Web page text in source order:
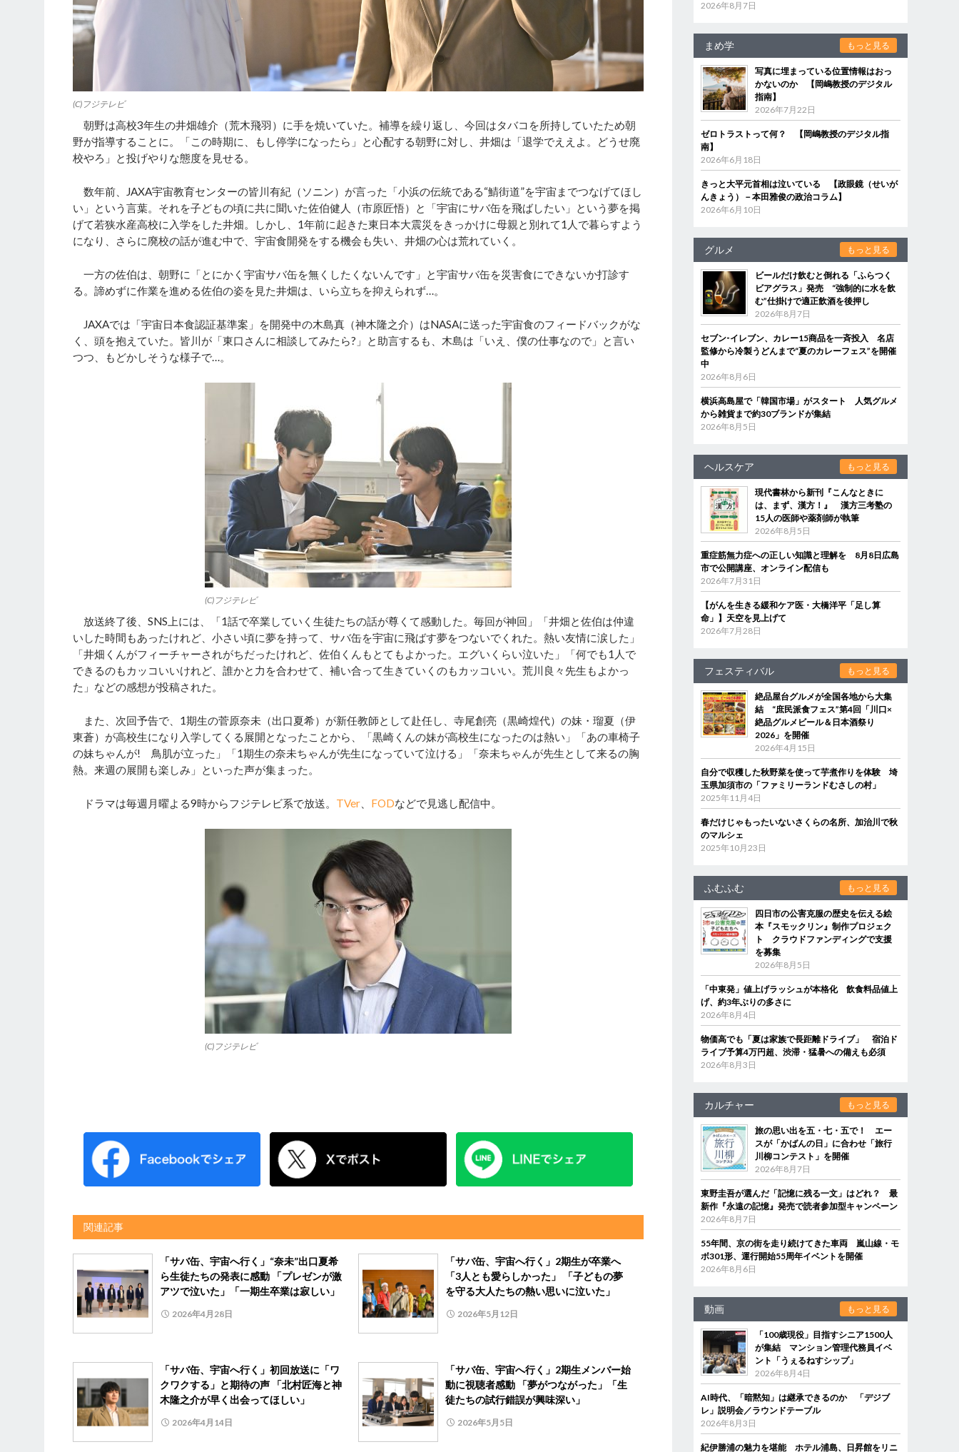
(C)フジテレビ
朝野は高校3年生の井畑雄介（荒木飛羽）に手を焼いていた。補導を繰り返し、今回はタバコを所持していたため朝
野が指導することに。「この時期に、もし停学になったら」と心配する朝野に対し、井畑は「退学でええよ。どうせ廃
校やろ」と投げやりな態度を見せる。
数年前、JAXA宇宙教育センターの皆川有紀（ソニン）が言った「小浜の伝統である“鯖街道”を宇宙までつなげてほし
い」という言葉。それを子どもの頃に共に聞いた佐伯健人（市原匠悟）と「宇宙にサバ缶を飛ばしたい」という夢を掲
げて若狭水産高校に入学をした井畑。しかし、1年前に起きた東日本大震災をきっかけに母親と別れて1人で暮らすよう
になり、さらに廃校の話が進む中で、宇宙食開発をする機会も失い、井畑の心は荒れていく。
一方の佐伯は、朝野に「とにかく宇宙サバ缶を無くしたくないんです」と宇宙サバ缶を災害食にできないか打診す
る。諦めずに作業を進める佐伯の姿を見た井畑は、いら立ちを抑えられず…。
JAXAでは「宇宙日本食認証基準案」を開発中の木島真（神木隆之介）はNASAに送った宇宙食のフィードバックがな
く、頭を抱えていた。皆川が「東口さんに相談してみたら?」と助言するも、木島は「いえ、僕の仕事なので」と言い
つつ、もどかしそうな様子で…。
(C)フジテレビ
放送終了後、SNS上には、「1話で卒業していく生徒たちの話が尊くて感動した。毎回が神回」「井畑と佐伯は仲違
いした時間もあったけれど、小さい頃に夢を持って、サバ缶を宇宙に飛ばす夢をつないでくれた。熱い友情に涙した」
「井畑くんがフィーチャーされがちだったけれど、佐伯くんもとてもよかった。エグいくらい泣いた」「何でも1人で
できるのもカッコいいけれど、誰かと力を合わせて、補い合って生きていくのもカッコいい。荒川良々先生もよかっ
た」などの感想が投稿された。
また、次回予告で、1期生の菅原奈未（出口夏希）が新任教師として赴任し、寺尾創亮（黒崎煌代）の妹・瑠夏（伊
東蒼）が高校生になり入学してくる展開となったことから、「黒崎くんの妹が高校生になったのは熱い」「あの車椅子
の妹ちゃんが! 鳥肌が立った」「1期生の奈未ちゃんが先生になっていて泣ける」「奈未ちゃんが先生として来るの胸
熱。来週の展開も楽しみ」といった声が集まった。
ドラマは毎週月曜よる9時からフジテレビ系で放送。 TVer FODなどで見逃し配信中。
(C)フジテレビ
関連記事
「サバ缶、宇宙へ行く」“奈未”出口夏希
ら生徒たちの発表に感動 「プレゼンが激
アツで泣いた」「一期生卒業は寂しい」
2026年4月28日
「サバ缶、宇宙へ行く」2期生が卒業へ
「3人とも愛らしかった」 「子どもの夢
を守る大人たちの熱い思いに泣いた」
2026年5月12日
「サバ缶、宇宙へ行く」初回放送に「ワ
クワクする」と期待の声 「北村匠海と神
木隆之介が早く出会ってほしい」
2026年4月14日
「サバ缶、宇宙へ行く」2期生メンバー始
動に視聴者感動 「夢がつながった」「生
徒たちの試行錯誤が興味深い」
2026年5月5日
2026年8月7日
まめ学 もっと見る
写真に埋まっている位置情報はおっ
かないのか 【岡嶋教授のデジタル
指南】
2026年7月22日
ゼロトラストって何？ 【岡嶋教授のデジタル指
南】
2026年6月18日
きっと大平元首相は泣いている 【政眼鏡（せいが
んきょう）－本田雅俊の政治コラム】
2026年6月10日
グルメ もっと見る
ビールだけ飲むと倒れる「ふらつく
ビアグラス」発売 “強制的に水を飲
む”仕掛けで適正飲酒を後押し
2026年8月7日
セブン‐イレブン、カレー15商品を一斉投入 名店
監修から冷製うどんまで“夏のカレーフェス”を開催
中
2026年8月6日
横浜高島屋で「韓国市場」がスタート 人気グルメ
から雑貨まで約30ブランドが集結
2026年8月5日
ヘルスケア もっと見る
現代書林から新刊『こんなときに
は、まず、漢方！』 漢方三考塾の
15人の医師や薬剤師が執筆
2026年8月5日
重症筋無力症への正しい知識と理解を 8月8日広島
市で公開講座、オンライン配信も
2026年7月31日
【がんを生きる緩和ケア医・大橋洋平「足し算
命」】天空を見上げて
2026年7月28日
フェスティバル もっと見る
絶品屋台グルメが全国各地から大集
結 “庶民派食フェス”第4回「川口×
絶品グルメビール＆日本酒祭り
2026」を開催
2026年4月15日
自分で収穫した秋野菜を使って芋煮作りを体験 埼
玉県加須市の「ファミリーランドむさしの村」
2025年11月4日
春だけじゃもったいないさくらの名所、加治川で秋
のマルシェ
2025年10月23日
ふむふむ もっと見る
四日市の公害克服の歴史を伝える絵
本『スモックリン』制作プロジェク
ト クラウドファンディングで支援
を募集
2026年8月5日
「中東発」値上げラッシュが本格化 飲食料品値上
げ、約3年ぶりの多さに
2026年8月4日
物価高でも「夏は家族で長距離ドライブ」 宿泊ド
ライブ予算4万円超、渋滞・猛暑への備えも必須
2026年8月3日
カルチャー もっと見る
旅の思い出を五・七・五で！ エー
スが「かばんの日」に合わせ「旅行
川柳コンテスト」を開催
2026年8月7日
東野圭吾が選んだ「記憶に残る一文」はどれ？ 最
新作『永遠の記憶』発売で読者参加型キャンペーン
2026年8月7日
55年間、京の街を走り続けてきた車両 嵐山線・モ
ボ301形、運行開始55周年イベントを開催
2026年8月6日
動画 もっと見る
「100歳現役」目指すシニア1500人
が集結 マンション管理代務員イベ
ント「うぇるねすシップ」
2026年8月4日
AI時代、「暗黙知」は継承できるのか 「デジブ
レ」説明会／ラウンドテーブル
2026年8月3日
紀伊勝浦の魅力を堪能 ホテル浦島、日昇館をリニ